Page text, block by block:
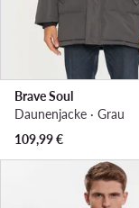
Brave Soul
Daunenjacke · Grau
109,99€